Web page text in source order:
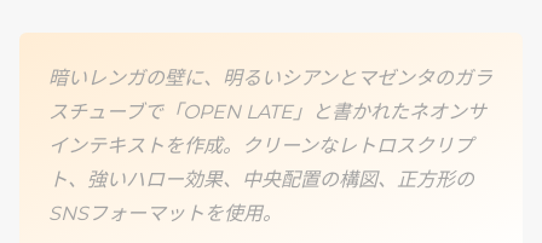
暗いレンガの壁に、明るいシアンとマゼンタのガラ
スチューブで「OPEN LATE」と書かれたネオンサ
インテキストを作成。クリーンなレトロスクリプ
ト、強いハロー効果、中央配置の構図、正方形の
SNSフォーマットを使用。